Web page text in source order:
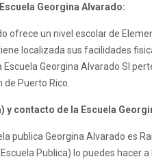
Georgina Alvarado:
ofrece un nivel escolar de
localizada sus facilidades
Escuela Georgina Alvarado SI
Puerto Rico.
y contacto de la Escuela
publica Georgina Alvarado es
Publica) lo puedes hacer